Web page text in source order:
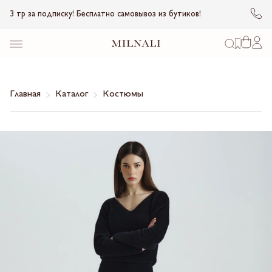
3 тр за подписку! Бесплатно самовывоз из бутиков!
Главная Каталог Костюмы